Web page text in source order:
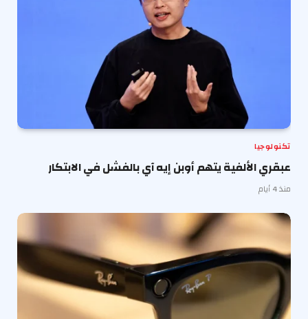
تكنولوجيا
عبقري الألفية يتهم أوبن إيه آي بالفشل في الابتكار
منذ 4 أيام